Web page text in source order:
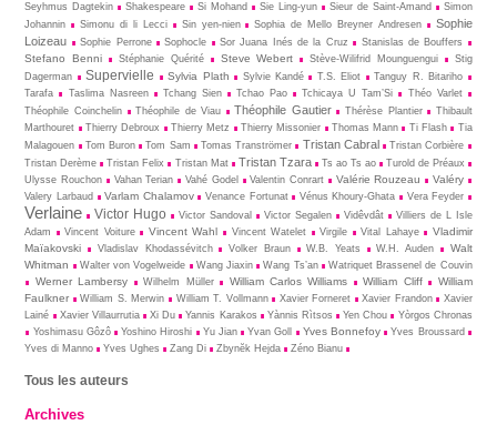
Seyhmus Dagtekin
Shakespeare Si Mohand Sie Ling-yun Sieur de Saint-Amand
Simon
Johannin
Simonu di li Lecci Sin yen-nien Sophia de Mello Breyner Andresen
Sophie
Loizeau
Sophie Perrone Sophocle Sor Juana Inés de la Cruz Stanislas de Bouffers
Stefano Benni Stéphanie Quérité Steve Webert Stève-Wilifrid Mounguengui
Stig
Dagerman
Supervielle Sylvia Plath Sylvie Kandé T.S. Eliot
Tanguy R. Bitariho
Tarafa
Taslima Nasreen Tchang Sien Tchao Pao Tchicaya U Tam’Si
Théo Varlet
Théophile Coinchelin
Théophile de Viau Théophile Gautier Thérèse Plantier
Thibault
Marthouret
Thierry Debroux Thierry Metz Thierry Missonier Thomas Mann Ti Flash
Tia
Malagouen
Tom Buron Tom Sam Tomas Tranströmer Tristan Cabral
Tristan Corbière
Tristan Derème
Tristan Felix Tristan Mat Tristan Tzara Ts ao Ts ao
Turold de Préaux
Ulysse Rouchon
Vahan Terian Vahé Godel Valentin Conrart Valérie Rouzeau Valéry
Valery Larbaud Varlam Chalamov Venance Fortunat Vénus Khoury-Ghata Vera Feyder
Verlaine Victor Hugo Victor Sandoval Victor Segalen Vidêvdât
Villiers de L Isle
Adam
Vincent Voiture Vincent Wahl Vincent Watelet Virgile Vital Lahaye
Vladimir
Maïakovski
Vladislav Khodassévitch Volker Braun W.B. Yeats W.H. Auden
Walt
Whitman
Walter von Vogelweide Wang Jiaxin Wang Ts’an Watriquet Brassenel de Couvin
Werner Lambersy Wilhelm Müller William Carlos Williams William Cliff
William
Faulkner
William S. Merwin William T. Vollmann Xavier Forneret Xavier Frandon
Xavier
Lainé
Xavier Villaurrutia Xi Du Yannis Karakos Yànnis Rìtsos Yen Chou
Yòrgos Chronas
Yoshimasu Gôzô
Yoshino Hiroshi Yu Jian Yvan Goll Yves Bonnefoy
Yves Broussard
Yves di Manno
Yves Ughes Zang Di Zbynĕk Hejda Zéno Bianu
Tous les auteurs
Archives